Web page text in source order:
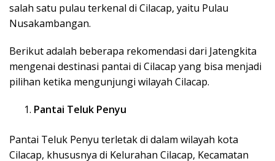
salah satu pulau terkenal di Cilacap, yaitu Pulau
Nusakambangan.
Berikut adalah beberapa rekomendasi dari Jatengkita
mengenai destinasi pantai di Cilacap yang bisa menjadi
pilihan ketika mengunjungi wilayah Cilacap.
Pantai Teluk Penyu
Pantai Teluk Penyu terletak di dalam wilayah kota
Cilacap, khususnya di Kelurahan Cilacap, Kecamatan